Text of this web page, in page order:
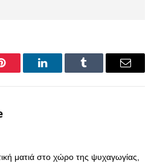
Pinterest LinkedInTumblr Email
ματιά στο χώρο της ψυχαγωγίας,